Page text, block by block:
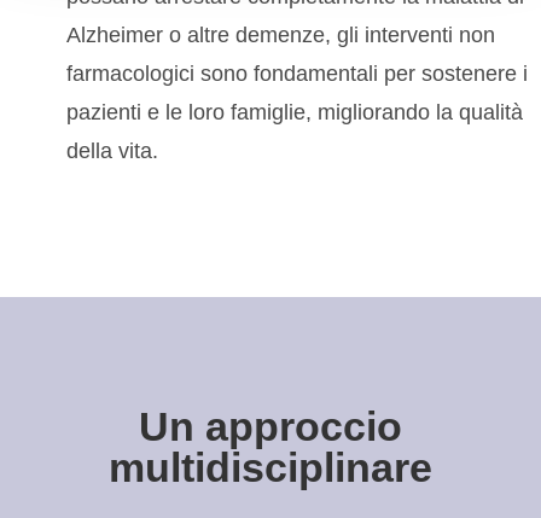
Alzheimer o altre demenze, gli interventi non
farmacologici sono fondamentali per sostenere i
pazienti e le loro famiglie, migliorando la qualità
della vita.
Un approccio
multidisciplinare